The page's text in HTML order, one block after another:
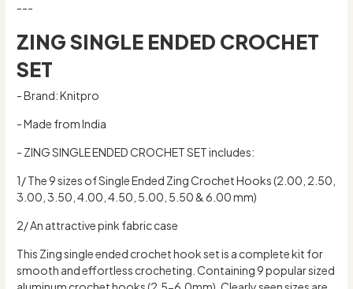
---
ZING SINGLE ENDED CROCHET
SET
- Brand: Knitpro
- Made from India
- ZING SINGLE ENDED CROCHET SETincludes:
1/ The 9 sizes of Single Ended Zing Crochet Hooks (2.00, 2.50,
3.00, 3.50, 4.00, 4.50, 5.00, 5.50 & 6.00 mm)
2/ An attractive pink fabric case
This Zing single ended crochet hook set is a complete kit for
smooth and effortless crocheting. Containing 9 popular sized